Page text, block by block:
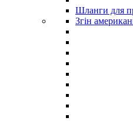
Шланги для
Згін